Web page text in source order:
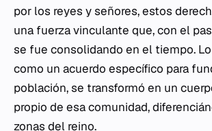
por los reyes y señores, estos
una fuerza vinculante que, con el
se fue consolidando en el tiempo.
como un acuerdo específico para
población, se transformó en un
propio de esa comunidad,
zonas del reino.